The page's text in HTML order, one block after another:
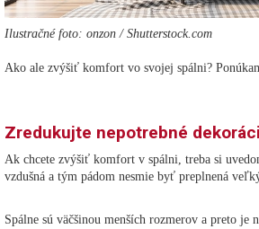
Ilustračné foto: onzon / Shutterstock.com
Ako ale zvýšiť komfort vo svojej spálni?
Zredukujte nepotrebné
Ak chcete zvýšiť komfort v spálni, treba si
vzdušná a tým pádom nesmie byť preplnená
Spálne sú väčšinou menších rozmerov a preto